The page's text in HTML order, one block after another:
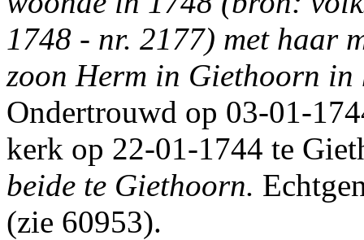
1748 - nr. 2177) met haar
zoon Herm in Giethoorn
Ondertrouwd op 03-01-
kerk op 22-01-1744 te
beide te Giethoorn.
(zie 60953).